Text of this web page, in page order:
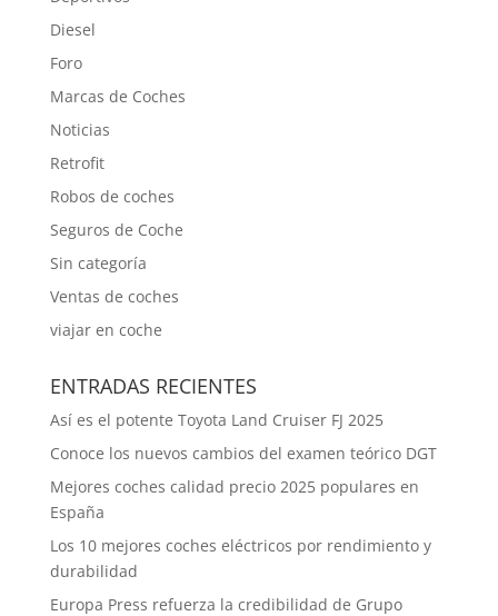
Diesel
Foro
Marcas de Coches
Noticias
Retrofit
Robos de coches
Seguros de Coche
Sin categoría
Ventas de coches
viajar en coche
ENTRADAS RECIENTES
Así es el potente Toyota Land Cruiser FJ 2025
Conoce los nuevos cambios del examen teórico DGT
Mejores coches calidad precio 2025 populares en
España
Los 10 mejores coches eléctricos por rendimiento y
durabilidad
Europa Press refuerza la credibilidad de Grupo